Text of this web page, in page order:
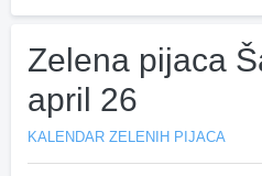
Zelena pijaca
april 26
KALENDAR ZELENIH PIJACA